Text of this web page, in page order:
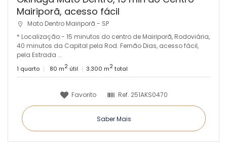
Mairiporã, acesso fácil
Mato Dentro Mairiporã - SP
* Localização:- 15 minutos do centro de Mairiporã, Rodoviária,
40 minutos da Capital pela Rod. Fernão Dias, acesso fácil,
pela Estrada ...
1 quarto 80 m2 útil 3.300 m2total
Favorito Ref. 251AKS0470
Saber Mais